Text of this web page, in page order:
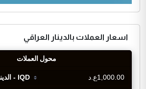
اسعار العملات بالدينار العراقي